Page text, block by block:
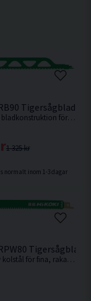
1-pack
Tigersågblad
2TPI. Stark bladkonstruktion för raka och noggranna sågsnitt. Hårdmetalltänder med lång livslängd, biter snabbt med kraft genom all vanlig byggsten.
1 325 kr
normalt inom 1-3 dagar
Tigersågblad
6-10TPI. Av kolstål för fina, raka snitt i mjuka material som t.ex mjukt trä, kryssfanér etc.